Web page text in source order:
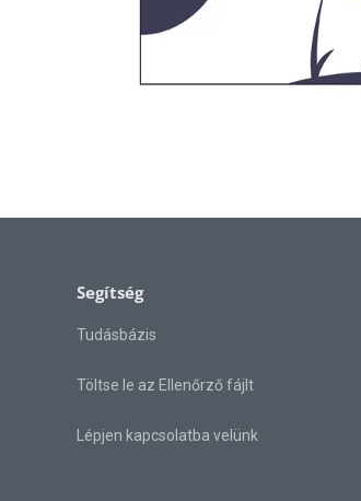
Segítség
Tudásbázis
Töltse le az Ellenőrző fájlt
Lépjen kapcsolatba velünk